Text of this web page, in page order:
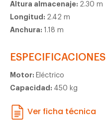
Altura almacenaje: 2.30 m
Longitud: 2.42 m
Anchura: 1.18 m
Motor: Eléctrico
Capacidad: 450 kg
Ver ficha técnica